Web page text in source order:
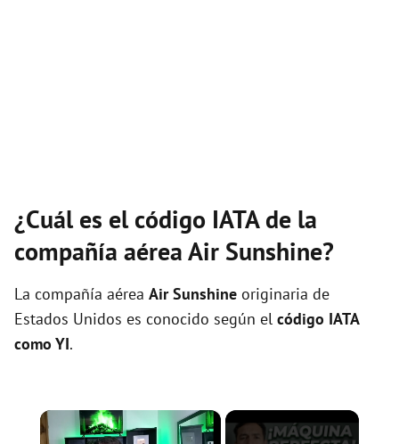
¿Cuál es el código IATA de la
compañía aérea Air Sunshine?
La compañía aérea Air Sunshine originaria de
Estados Unidos es conocido según el código IATA
como YI.
×